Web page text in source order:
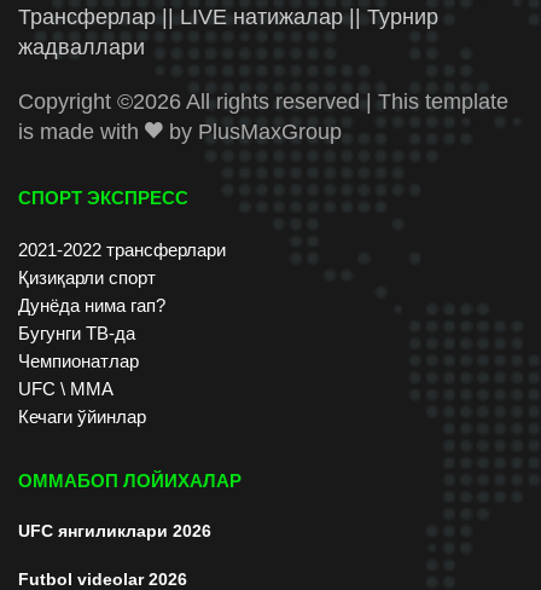
Трансферлар || LIVE натижалар || Турнир
жадваллари
Copyright ©2026 All rights reserved | This template
is made with
by PlusMaxGroup
СПОРТ ЭКСПРЕСС
2021-2022 трансферлари
Қизиқарли спорт
Дунёда нима гап?
Бугунги ТВ-да
Чемпионатлар
UFC \ ММА
Кечаги ўйинлар
ОММАБОП ЛОЙИХАЛАР
UFC янгиликлари 2026
Futbol videolar 2026